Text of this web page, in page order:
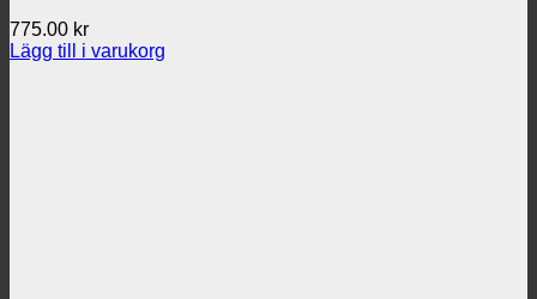
775.00 kr
Lägg till i varukorg